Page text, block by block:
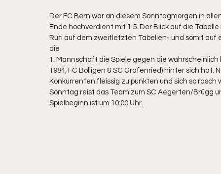
Der FC Bern war an diesem Sonntagmorgen in
Ende hochverdient mit 1:5. Der Blick auf die
Rüti auf dem zweitletzten Tabellen- und somit auf
die
1. Mannschaft die Spiele gegen die
1984, FC Bolligen & SC Grafenried) hinter sich
Konkurrenten fleissig zu punkten und sich so
Sonntag reist das Team zum SC Aegerten/Brügg
Spielbeginn ist um 10:00 Uhr.